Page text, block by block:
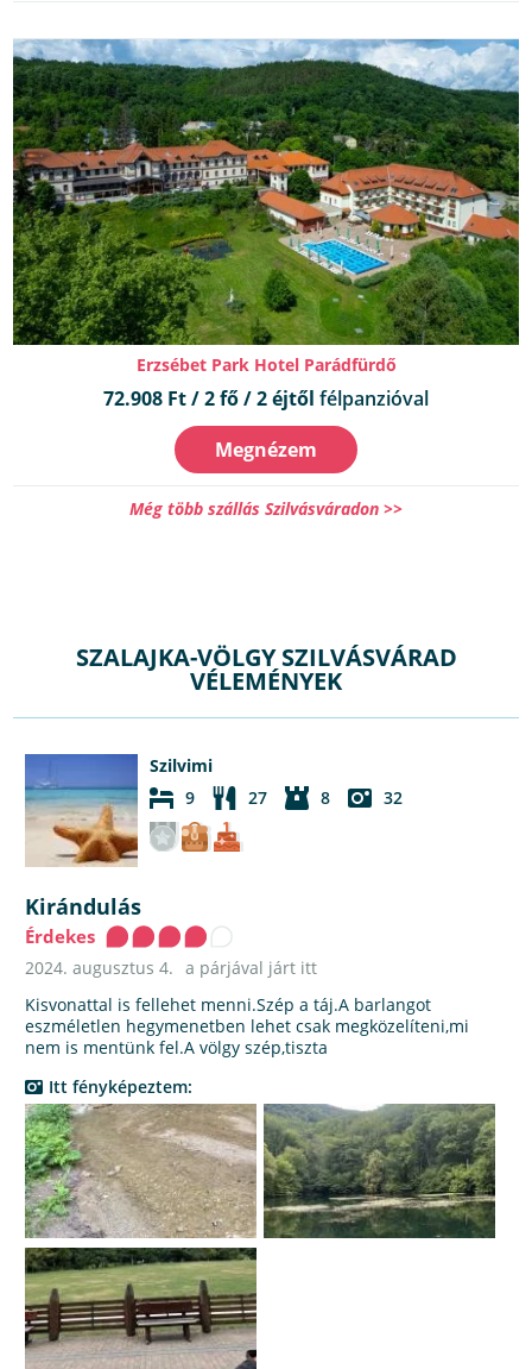
Erzsébet Park Hotel Parádfürdő
72.908 Ft / 2 fő / 2 éjtől félpanzióval
Megnézem
Még több szállás Szilvásváradon >>
SZALAJKA-VÖLGY SZILVÁSVÁRAD
VÉLEMÉNYEK
Szilvimi
9
27 8 32
Kirándulás
Érdekes
2024. augusztus 4. a párjával járt itt
Kisvonattal is fellehet menni.Szép a táj.A barlangot
eszméletlen hegymenetben lehet csak megközelíteni,mi
nem is mentünk fel.A völgy szép,tiszta
Itt fényképeztem: